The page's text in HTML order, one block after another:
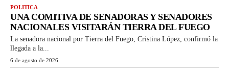
POLITICA
UNA COMITIVA DE SENADORAS Y SENADORES
NACIONALES VISITARÁN TIERRA DEL FUEGO
La senadora nacional por Tierra del Fuego, Cristina López, confirmó la
llegada a la...
6 de agosto de 2026